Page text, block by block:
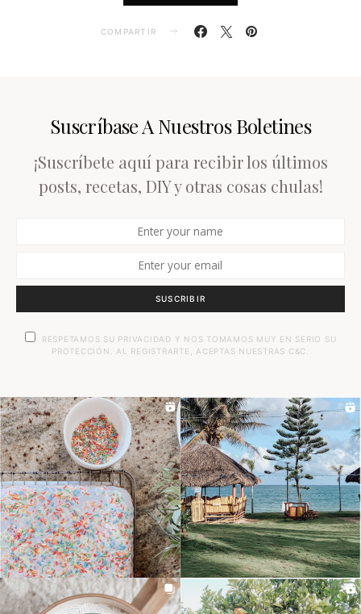
COMPARTIR
Suscríbase A Nuestros Boletines
¡Suscríbete aquí para recibir los últimos
posts, recetas, DIY y otras cosas chulas!
SUSCRIBIR
RESPETAMOS SU PRIVACIDAD Y NOS TOMAMOS MUY EN SERIO SU
PROTECCIÓN. AL REGISTRARTE, ACEPTAS NUESTRAS C&C.